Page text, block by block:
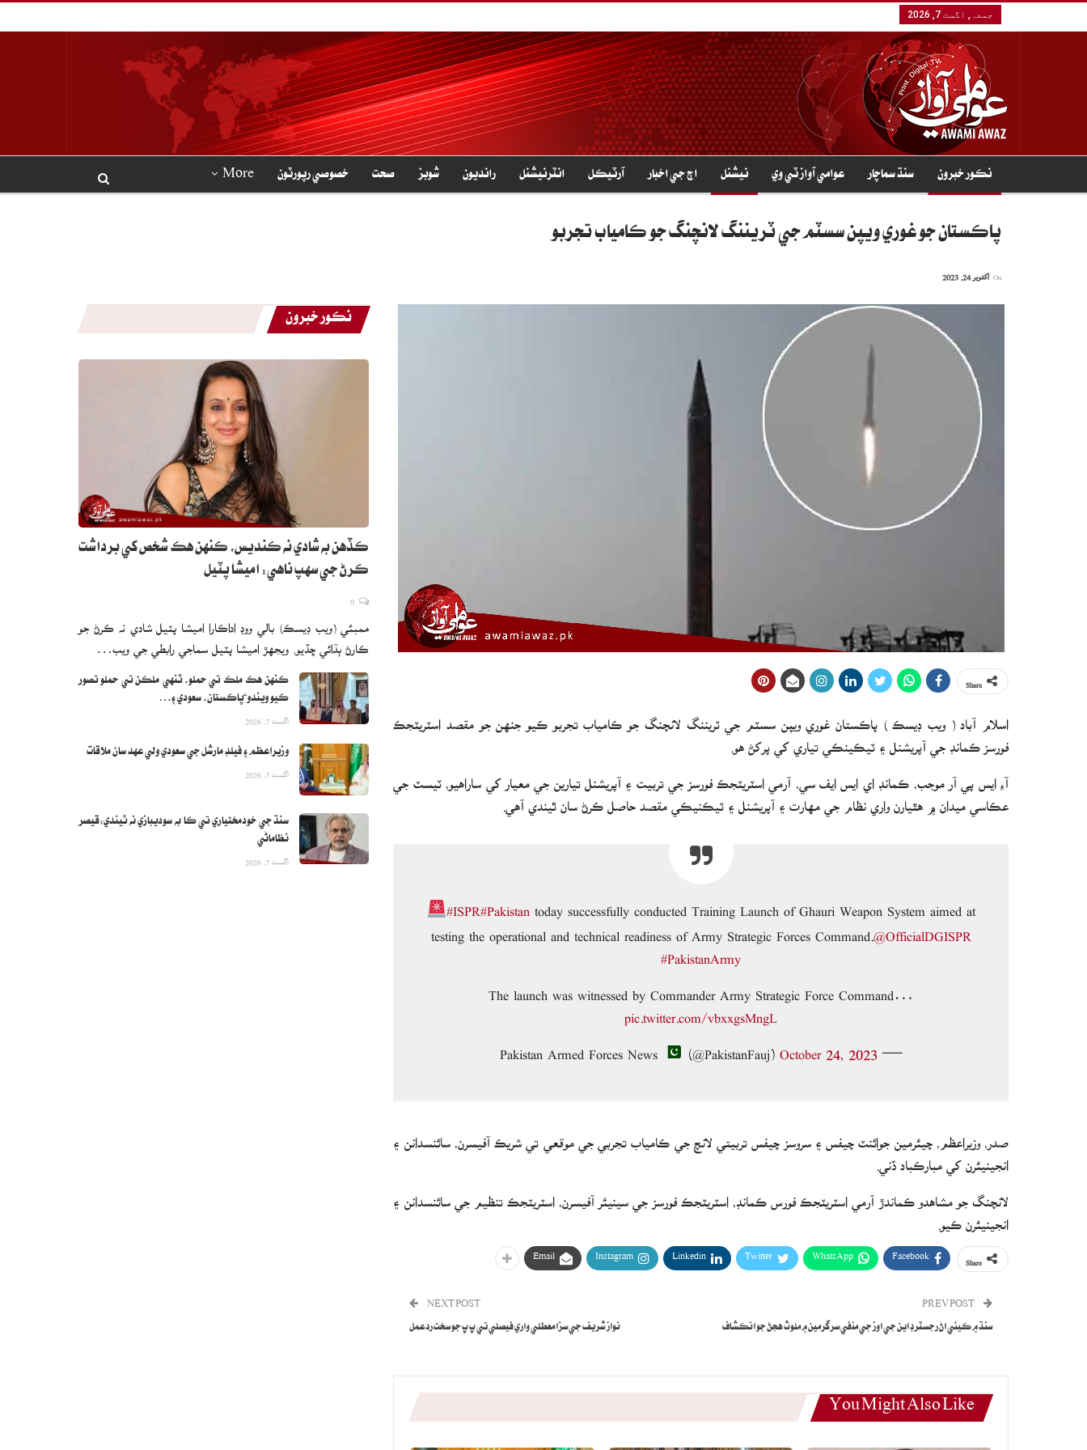
جمعہ, اگست 7, 2026
نڪور خبرون سنڌ سماچار عوامي آواز ٽي وي نيشنل اڄ جي اخبار آرٽيڪل انٽرنيشنل رانديون شوبز صحت خصوصي رپورٽون More
پاڪستان جو غوري ويپن سسٽم جي ٽريننگ لانچنگ جو ڪامياب تجربو
اکتوبر 24, 2023
اسلام آباد ( ويب ڊيسڪ ) پاڪستان غوري ويپن سسٽم جي ٽريننگ لانچنگ جو ڪامياب تجربو ڪيو جنهن جو مقصد اسٽريٽجڪ
فورسز ڪمانڊ جي آپريشنل ۽ ٽيڪينڪي تياري کي پرکڻ هو.
آءِ ايس پي آر موجب، ڪمانڊ اي ايس ايف سي، آرمي اسٽريٽجڪ فورسز جي تربيت ۽ آپريشنل تيارين جي معيار کي ساراهيو، ٽيسٽ جي
عڪاسي ميدان ۾ هٿيارن واري نظام جي مهارت ۽ آپريشنل ۽ ٽيڪنيڪي مقصد حاصل ڪرڻ سان ٿيندي آهي.
صدر، وزيراعظم، چيئرمين جوائنٽ چيفس ۽ سروسز چيفس تربيتي لانچ جي ڪامياب تجربي جي موقعي تي شريڪ آفيسرن، سائنسدانن ۽
انجينيئرن کي مبارڪباد ڏني.
لانچنگ جو مشاهدو ڪماندڙ آرمي اسٽريٽجڪ فورس ڪمانڊ، اسٽريٽجڪ فورسز جي سينيئر آفيسرن، اسٽريٽجڪ تنظيم جي سائنسدانن ۽
انجينيئرن ڪيو.
Facebook
WhatsApp
Twitter
Linkedin
Instagram
Email
سنڌ ۾ ڪيئي اڻ رجسٽرڊ اين جي اوز جي منفي سرگرمين ۾ ملوث هجڻ جو انڪشاف
NEXT POST
نواز شريف جي سزا معطلي واري فيصلي تي پ پ جو سخت ردعمل
You Might Also Like
نڪور خبرون
ڪڏهن به شادي نه ڪنديس، ڪنهن هڪ شخص کي برداشت
ڪرڻ جي سهپ ناهي: اميشا پٽيل
ممبئي (ويب ڊيسڪ) بالي ووڊ اداڪارا اميشا پٽيل شادي نه ڪرڻ جو
ڪارڻ ٻڌائي ڇڏيو. ويجهڙ اميشا پٽيل سماجي رابطي جي ويب…
ڪنهن هڪ ملڪ تي حملو، ٽنهي ملڪن تي حملو تصور
ڪيو ويندو“پاڪستان، سعودي ۽…
اگست 7, 2026
وزيراعظم ۽ فيلڊ مارشل جي سعودي ولي عهد سان ملاقات
اگست 7, 2026
سنڌ جي خودمختياري تي ڪا به سوديبازي نه ٿيندي:قيصر
نظاماڻي
اگست 7, 2026